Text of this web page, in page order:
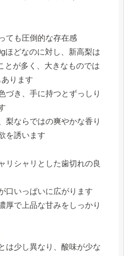
ても圧倒的な存在感
ほどなのに対し、新高梨は
とが多く、大きなものでは
ります
づき、手に持つとずっしり
梨ならではの爽やかな香り
を誘います
リシャリとした歯切れの良
口いっぱいに広がります
厚で上品な甘みをしっかり
は少し異なり、酸味が少な